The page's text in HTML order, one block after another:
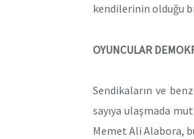
kendilerinin olduğu
OYUNCULAR
Sendikaların ve
sayıya ulaşmada
Memet Ali Alabora,